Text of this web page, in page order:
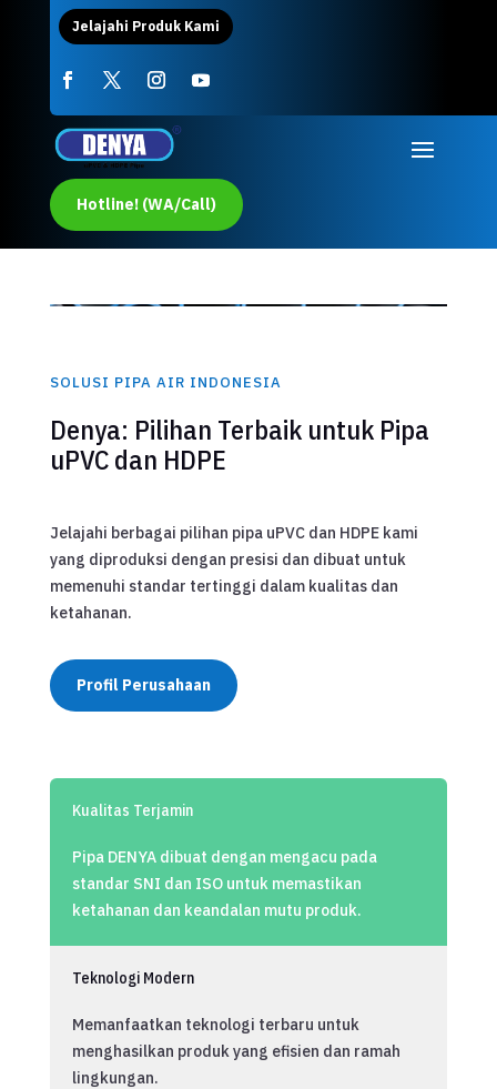
Jelajahi Produk Kami
Hotline! (WA/Call)
SOLUSI PIPA AIR INDONESIA
Denya: Pilihan Terbaik untuk Pipa
uPVC dan HDPE
Jelajahi berbagai pilihan pipa uPVC dan HDPE kami
yang diproduksi dengan presisi dan dibuat untuk
memenuhi standar tertinggi dalam kualitas dan
ketahanan.
Profil Perusahaan
Kualitas Terjamin
Pipa DENYA dibuat dengan mengacu pada
standar SNI dan ISO untuk memastikan
ketahanan dan keandalan mutu produk.
Teknologi Modern
Memanfaatkan teknologi terbaru untuk
menghasilkan produk yang efisien dan ramah
lingkungan.